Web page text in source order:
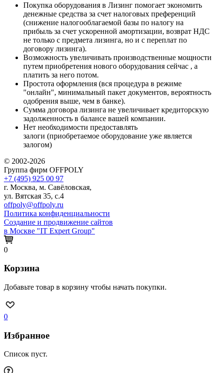
Покупка оборудования в Лизинг помогает экономить
денежные средства за счет налоговых преференций
(снижение налогооблагаемой базы по налогу на
прибыль за счет ускоренной амортизации, возврат НДС
не только с предмета лизинга, но и с переплат по
договору лизинга).
Возможность увеличивать производственные мощности
путем приобретения нового оборудования сейчас , а
платить за него потом.
Простота оформления (вся процедура в режиме
"онлайн", минимальный пакет документов, вероятность
одобрения выше, чем в банке).
Сумма договора лизинга не увеличивает кредиторскую
задолженность в балансе вашей компании.
Нет необходимости предоставлять
залоги (приобретаемое оборудование уже является
залогом)
© 2002-2026
Группа фирм OFFPOLY
+7 (495) 925 00 97
г. Москва, м. Савёловская,
ул. Вятская 35, с.4
offpoly@offpoly.ru
Политика конфиденциальности
Создание и продвижение сайтов
в Москве "IT Expert Group"
0
Корзина
Добавьте товар в корзину чтобы начать покупки.
0
Избранное
Список пуст.